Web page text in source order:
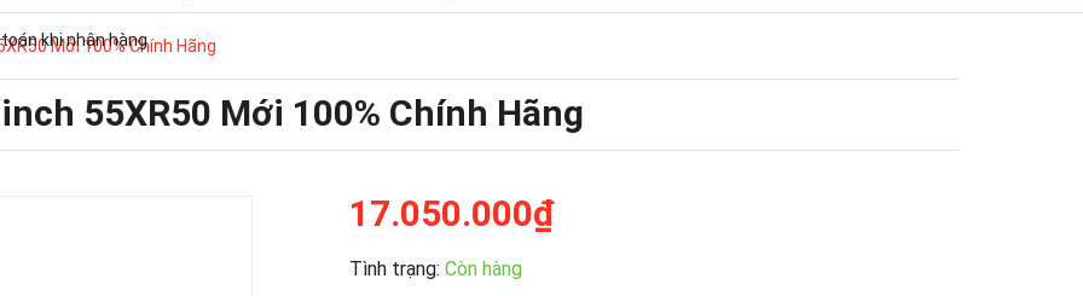
khi nhận hàng
Mới 100% Chính Hãng
55XR50 Mới 100% Chính Hãng
17.050.000₫
Tình trạng: Còn hàng